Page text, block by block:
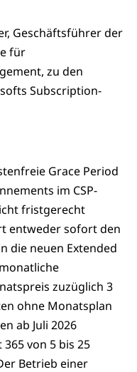
Geschäftsführer der
für
zu den
Subscription-
Grace Period
im CSP-
fristgerecht
entweder sofort den
die neuen Extended
zuzüglich 3
ohne Monatsplan
ab Juli 2026
von 5 bis 25
Betrieb einer